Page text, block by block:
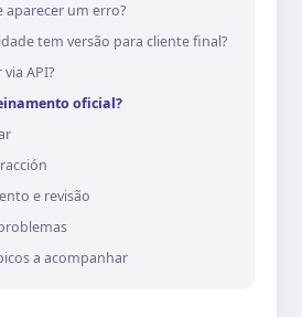
aparecer um erro?
tem versão para cliente final?
API?
oficial?
e revisão
a acompanhar